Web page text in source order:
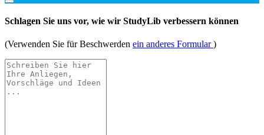
Schlagen Sie uns vor, wie wir StudyLib verbessern können
(Verwenden Sie für Beschwerden ein anderes Formular)